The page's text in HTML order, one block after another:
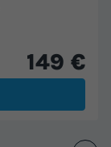
149 €